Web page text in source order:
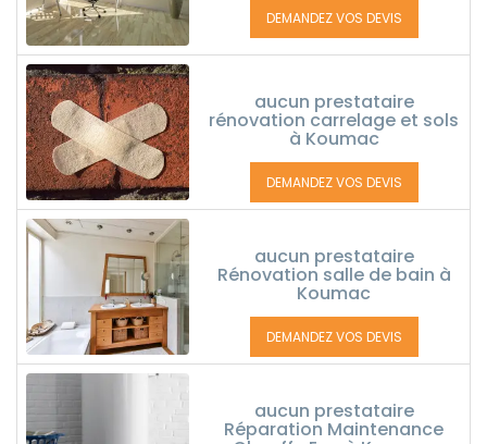
DEMANDEZ VOS DEVIS
aucun prestataire
rénovation carrelage et sols
à Koumac
DEMANDEZ VOS DEVIS
aucun prestataire
Rénovation salle de bain à
Koumac
DEMANDEZ VOS DEVIS
aucun prestataire
Réparation Maintenance